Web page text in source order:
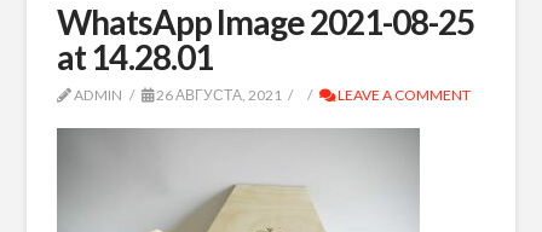
WhatsApp Image 2021-08-25
at 14.28.01
ADMIN 26 АВГУСТА, 2021 LEAVE A COMMENT